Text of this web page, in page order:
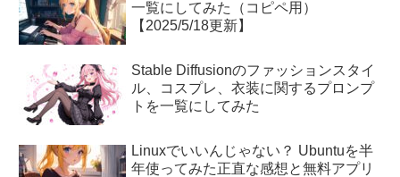
一覧にしてみた（コピペ用）
【2025/5/18更新】
Stable Diffusionのファッションスタイ
ル、コスプレ、衣装に関するプロンプ
トを一覧にしてみた
Linuxでいいんじゃない？ Ubuntuを半
年使ってみた正直な感想と無料アプリ